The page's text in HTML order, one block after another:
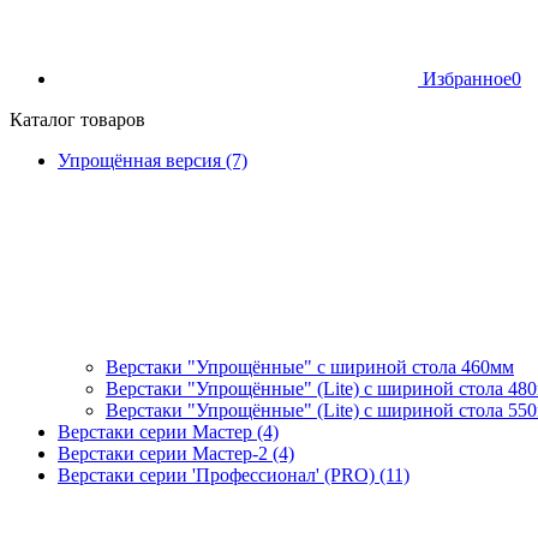
Избранное0
Каталог товаров
Упрощённая версия (7)
Верстаки "Упрощённые" с шириной стола 460мм
Верстаки "Упрощённые" (Lite) с шириной стола
Верстаки "Упрощённые" (Lite) с шириной стола
Верстаки серии Мастер (4)
Верстаки серии Мастер-2 (4)
Верстаки серии 'Профессионал' (PRO) (11)